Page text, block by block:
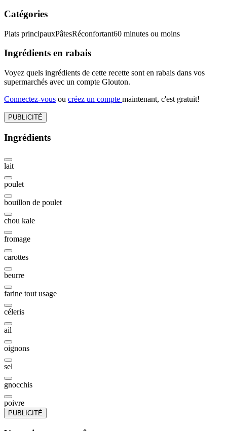
Catégories
Plats principauxPâtesRéconfortant60 minutes ou moins
Ingrédients en rabais
Voyez quels ingrédients de cette recette sont en rabais dans vos
supermarchés avec un compte Glouton.
Connectez-vous ou créez un compte maintenant, c'est gratuit!
PUBLICITÉ
Ingrédients
lait
poulet
bouillon de poulet
chou kale
fromage
carottes
beurre
farine tout usage
céleris
ail
oignons
sel
gnocchis
poivre
PUBLICITÉ